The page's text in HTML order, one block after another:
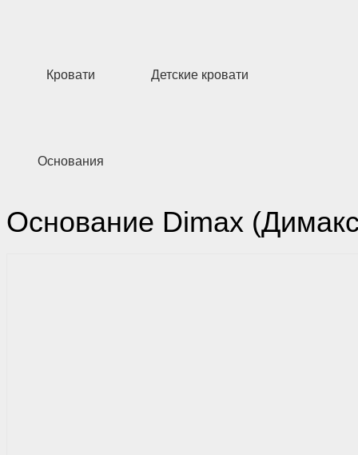
Кровати Детские кровати
Основания
Основание Dimax